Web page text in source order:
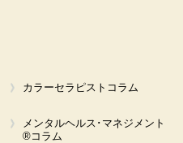
カラーセラピストコラム
メンタルヘルス･マネジメント
®コラム